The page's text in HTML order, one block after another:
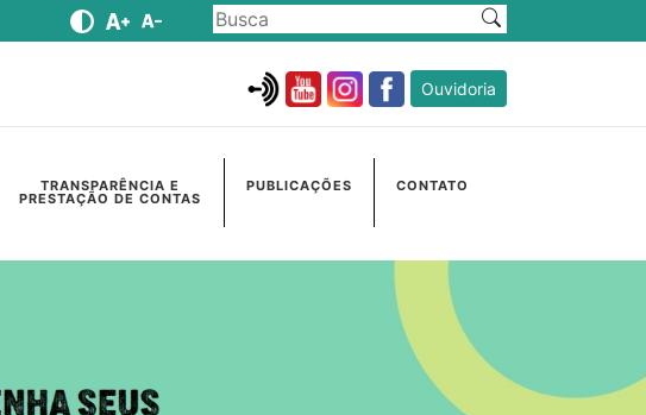
Ouvidoria
TRANSPARÊNCIA E
PRESTAÇÃO DE CONTAS
PUBLICAÇÕES CONTATO